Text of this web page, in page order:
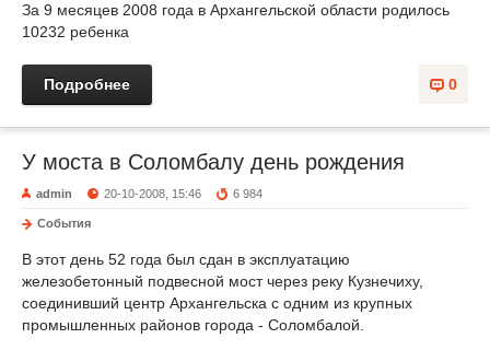
За 9 месяцев 2008 года в Архангельской области родилось
10232 ребенка
0
Подробнее
У моста в Соломбалу день рождения
admin 20-10-2008, 15:46 6 984
События
В этот день 52 года был сдан в эксплуатацию
железобетонный подвесной мост через реку Кузнечиху,
соединивший центр Архангельска с одним из крупных
промышленных районов города - Соломбалой.